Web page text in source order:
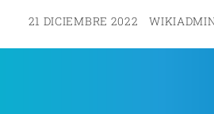
21 DICIEMBRE 2022